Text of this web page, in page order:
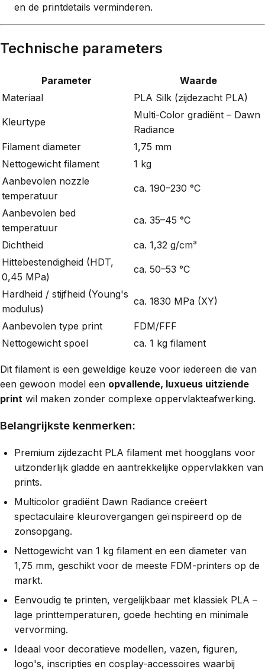
en de printdetails verminderen.
Technische parameters
Parameter
Waarde
Materiaal
PLA Silk (zijdezacht PLA)
Kleurtype
Multi-Color gradiënt – Dawn
Radiance
Filament diameter
1,75 mm
Nettogewicht filament
1 kg
Aanbevolen nozzle
temperatuur
ca. 190–230 °C
Aanbevolen bed
temperatuur
ca. 35–45 °C
Dichtheid
ca. 1,32 g/cm³
Hittebestendigheid (HDT,
0,45 MPa)
ca. 50–53 °C
Hardheid / stijfheid (Young's
modulus)
ca. 1830 MPa (XY)
Aanbevolen type print
FDM/FFF
Nettogewicht spoel
ca. 1 kg filament
Dit filament is een geweldige keuze voor iedereen die van
een gewoon model een opvallende, luxueus uitziende
print wil maken zonder complexe oppervlakteafwerking.
Belangrijkste kenmerken:
Premium zijdezacht PLA filament met hoogglans voor
uitzonderlijk gladde en aantrekkelijke oppervlakken van
prints.
Multicolor gradiënt Dawn Radiance creëert
spectaculaire kleurovergangen geïnspireerd op de
zonsopgang.
Nettogewicht van 1 kg filament en een diameter van
1,75 mm, geschikt voor de meeste FDM-printers op de
markt.
Eenvoudig te printen, vergelijkbaar met klassiek PLA –
lage printtemperaturen, goede hechting en minimale
vervorming.
Ideaal voor decoratieve modellen, vazen, figuren,
logo's, inscripties en cosplay-accessoires waarbij